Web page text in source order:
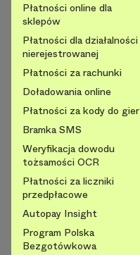
Płatności online dla
sklepów
Płatności dla działalności
nierejestrowanej
Płatności za rachunki
Doładowania online
Płatności za kody do gier
Bramka SMS
Weryfikacja dowodu
tożsamości OCR
Płatności za liczniki
przedpłacowe
Autopay Insight
Program Polska
Bezgotówkowa